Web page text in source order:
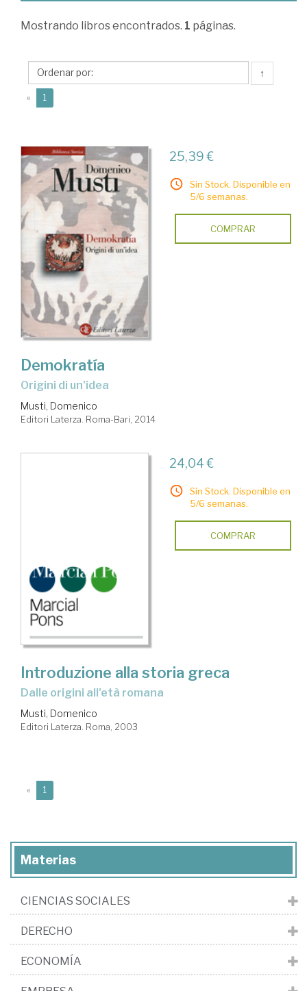
Musti,
Mostrando libros encontrados. 1 páginas.
↑
« 1
25,39 €
Sin Stock. Disponible en
5/6 semanas.
COMPRAR
Demokratía
origini di un'idea
Musti, Domenico
Editori Laterza. Roma-Bari, 2014
24,04 €
Sin Stock. Disponible en
5/6 semanas.
COMPRAR
Introduzione alla storia greca
dalle origini all'età romana
Musti, Domenico
Editori Laterza. Roma, 2003
« 1
Materias
CIENCIAS SOCIALES
DERECHO
ECONOMÍA